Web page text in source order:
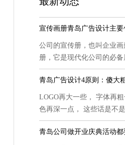
公司的宣传册，也叫企业
册，它是现代化公司的必
也...
青岛广告设计4原则：傻大
LOGO再大一些， 字体再
色再深一点， 这些话是不
这是甲...